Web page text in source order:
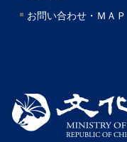
お問い合わせ・ＭＡＰ